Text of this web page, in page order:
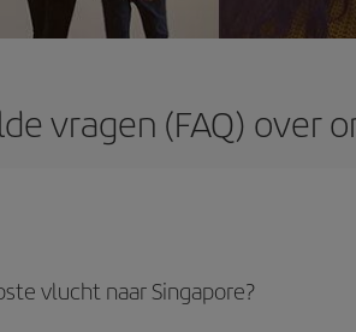
vragen (FAQ) over
vlucht naar Singapore?